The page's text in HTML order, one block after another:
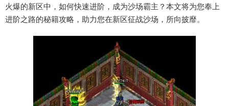
火爆的新区中，如何快速进阶，成为沙场霸主？本文将为您奉上
进阶之路的秘籍攻略，助力您在新区征战沙场，所向披靡。